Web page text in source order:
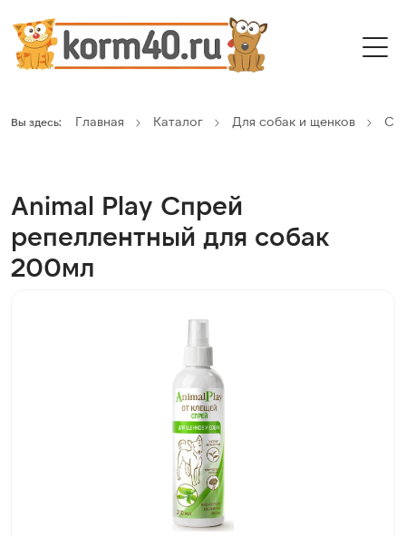
Вы здесь: Главная Каталог Для собак и щенков
Animal Play Спрей
репеллентный для собак
200мл